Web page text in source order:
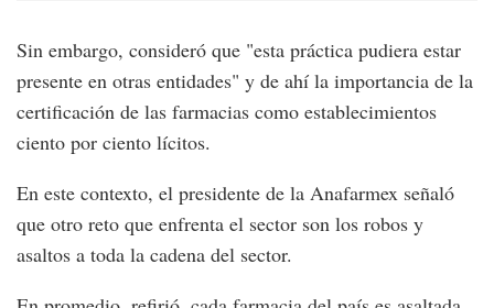
Sin embargo, consideró que "esta práctica pudiera estar
presente en otras entidades" y de ahí la importancia de la
certificación de las farmacias como establecimientos
ciento por ciento lícitos.
En este contexto, el presidente de la Anafarmex señaló
que otro reto que enfrenta el sector son los robos y
asaltos a toda la cadena del sector.